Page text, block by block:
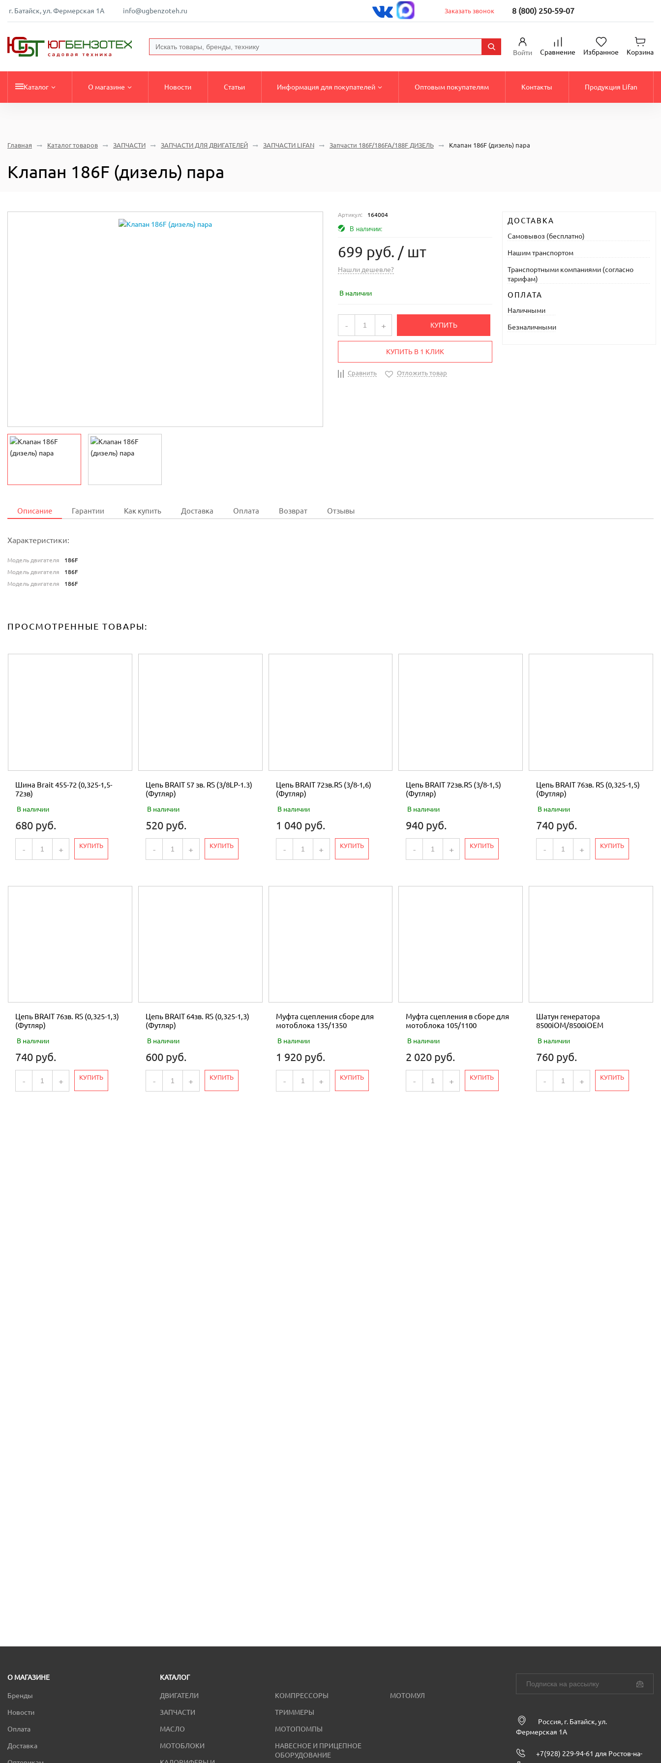
г. Батайск, ул. Фермерская 1А info@ugbenzoteh.ru Заказать звонок 8 (800) 250-59-07
Войти Сравнение Избранное Корзина
Каталог О магазине Новости Статьи Информация для покупателей Оптовым покупателям Контакты Продукция Lifan
Главная Каталог товаров ЗАПЧАСТИ ЗАПЧАСТИ ДЛЯ ДВИГАТЕЛЕЙ ЗАПЧАСТИ LIFAN Запчасти 186F/186FA/188F ДИЗЕЛЬ Клапан 186F (дизель) пара
Клапан 186F (дизель) пара
Артикул: 164004
В наличии:
699 руб. / шт
Нашли дешевле?
В наличии
- + КУПИТЬ
КУПИТЬ В 1 КЛИК
Сравнить Отложить товар
ДОСТАВКА
Самовывоз (бесплатно)
Нашим транспортом
Транспортными компаниями (согласно
тарифам)
ОПЛАТА
Наличными
Безналичными
Описание Гарантии Как купить Доставка Оплата Возврат Отзывы
Характеристики:
Модель двигателя
186F
Модель двигателя
186F
Модель двигателя
186F
ПРОСМОТРЕННЫЕ ТОВАРЫ:
Шина Brait 455-72 (0,325-1,5-
72зв)
В наличии
680 руб.
- + КУПИТЬ
Цепь BRAIT 57 зв. RS (3/8LP-1.3)
(Футляр)
В наличии
520 руб.
- + КУПИТЬ
Цепь BRAIT 72зв.RS (3/8-1,6)
(Футляр)
В наличии
1 040 руб.
- + КУПИТЬ
Цепь BRAIT 72зв.RS (3/8-1,5)
(Футляр)
В наличии
940 руб.
- + КУПИТЬ
Цепь BRAIT 76зв. RS (0,325-1,5)
(Футляр)
В наличии
740 руб.
- + КУПИТЬ
Цепь BRAIT 76зв. RS (0,325-1,3)
(Футляр)
В наличии
740 руб.
- + КУПИТЬ
Цепь BRAIT 64зв. RS (0,325-1,3)
(Футляр)
В наличии
600 руб.
- + КУПИТЬ
Муфта сцепления сборе для
мотоблока 135/1350
В наличии
1 920 руб.
- + КУПИТЬ
Муфта сцепления в сборе для
мотоблока 105/1100
В наличии
2 020 руб.
- + КУПИТЬ
Шатун генератора
8500iOM/8500iOEM
В наличии
760 руб.
- + КУПИТЬ
О МАГАЗИНЕ
Бренды
Новости
Оплата
Доставка
КАТАЛОГ
ДВИГАТЕЛИ
ЗАПЧАСТИ
МАСЛО
МОТОБЛОКИ
КОМПРЕССОРЫ
ТРИММЕРЫ
МОТОПОМПЫ
НАВЕСНОЕ И ПРИЦЕПНОЕ
ОБОРУДОВАНИЕ
МОТОМУЛ
Россия, г. Батайск, ул.
Фермерская 1А
+7(928) 229-94-61 для Ростов-на-